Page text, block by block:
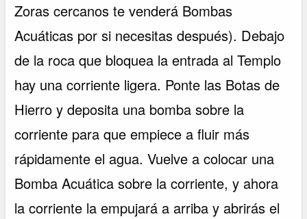
Zoras cercanos te venderá Bombas
Acuáticas por si necesitas después). Debajo
de la roca que bloquea la entrada al Templo
hay una corriente ligera. Ponte las Botas de
Hierro y deposita una bomba sobre la
corriente para que empiece a fluir más
rápidamente el agua. Vuelve a colocar una
Bomba Acuática sobre la corriente, y ahora
la corriente la empujará a arriba y abrirás el